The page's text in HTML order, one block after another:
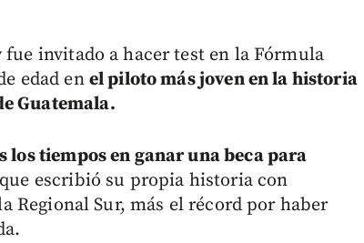
invitado a hacer test en la Fórmula
edad en el piloto más joven en la historia
Guatemala.
los tiempos en ganar una beca para
escribió su propia historia con
Regional Sur, más el récord por haber